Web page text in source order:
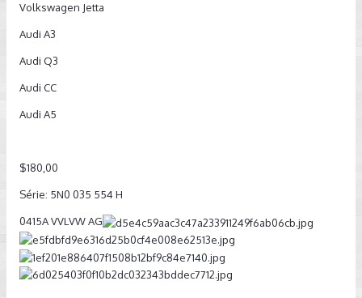
Volkswagen Jetta
Audi A3
Audi Q3
Audi CC
Audi A5
$180,00
Série: 5N0 035 554 H
0415A VVLVW AG